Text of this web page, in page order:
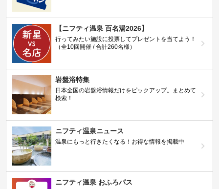
【ニフティ温泉 百名湯2026】
行ってみたい施設に投票してプレゼントを当てよう！
（全10回開催 / 合計260名様）
岩盤浴特集
日本全国の岩盤浴情報だけをピックアップ。まとめて
検索！
ニフティ温泉ニュース
温泉にもっと行きたくなる！お得な情報を掲載中
ニフティ温泉 おふろパス